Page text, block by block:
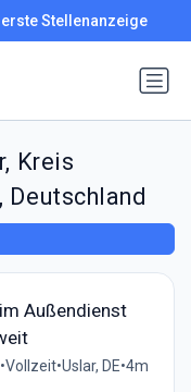
erste Stellenanzeige
Kreis
Deutschland
Außendienst
•Vollzeit•Uslar, DE•4m